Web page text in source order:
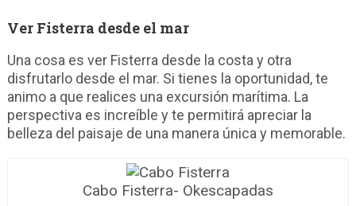
Ver Fisterra desde el mar
Una cosa es ver Fisterra desde la costa y otra
disfrutarlo desde el mar. Si tienes la oportunidad, te
animo a que realices una excursión marítima. La
perspectiva es increíble y te permitirá apreciar la
belleza del paisaje de una manera única y memorable.
Cabo Fisterra- Okescapadas